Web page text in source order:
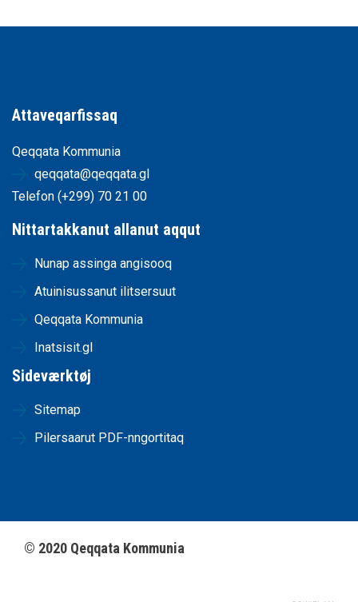
Attaveqarfissaq
Qeqqata Kommunia
qeqqata@qeqqata.gl
Telefon (+299) 70 21 00
Nittartakkanut allanut aqqut
Nunap assinga angisooq
Atuinisussanut ilitsersuut
Qeqqata Kommunia
Inatsisit.gl
Sideværktøj
Sitemap
Pilersaarut PDF-nngortitaq
© 2020 Qeqqata Kommunia